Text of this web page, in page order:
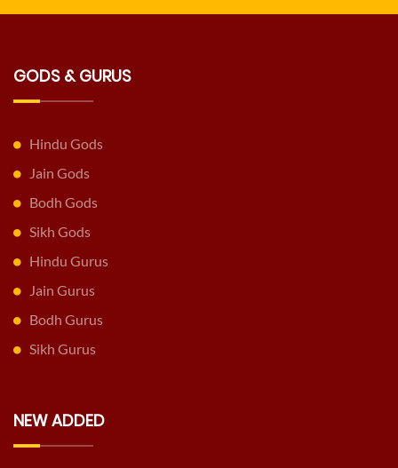
GODS & GURUS
Hindu Gods
Jain Gods
Bodh Gods
Sikh Gods
Hindu Gurus
Jain Gurus
Bodh Gurus
Sikh Gurus
NEW ADDED